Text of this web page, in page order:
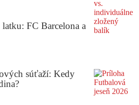
FC Barcelona a
súťaží: Kedy